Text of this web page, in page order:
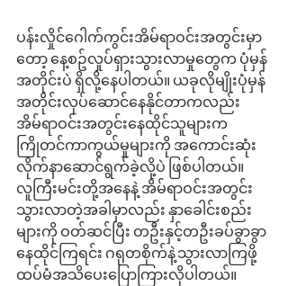
ပန်းလှိုင်ဂေါက်ကွင်းအိမ်ရာဝင်းအတွင်းမှာ
တော့ နေ့စဥ်လှုပ်ရှားသွားလာမှုတွေက ပုံမှန်
အတိုင်းပဲ ရှိလို့နေပါတယ်။ ယခုလိုမျိုးပုံမှန်
အတိုင်းလုပ်ဆောင်နေနိုင်တာကလည်း
အိမ်ရာဝင်းအတွင်းနေထိုင်သူများက
ကြိုတင်ကာကွယ်မှုများကို အကောင်းဆုံး
လိုက်နာဆောင်ရွက်ခဲ့လို့ပဲ ဖြစ်ပါတယ်။
လူကြီးမင်းတို့အနေနဲ့ အိမ်ရာဝင်းအတွင်း
သွားလာတဲ့အခါမှာလည်း နှာခေါင်းစည်း
များကို ဝတ်ဆင်ပြီး တဦးနှင့်တဦးခပ်ခွာခွာ
နေထိုင်ကြရင်း ဂရုတစိုက်နဲ့သွားလာကြဖို့
ထပ်မံအသိပေးပြောကြားလိုပါတယ်။